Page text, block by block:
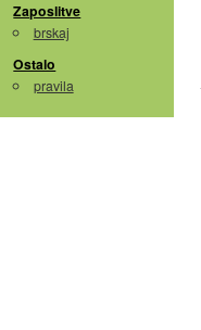
Zaposlitve
brskaj
Ostalo
pravila